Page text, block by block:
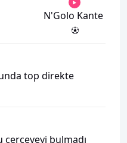
N'Golo Kante
top direkte
çerçeveyi bulmadı